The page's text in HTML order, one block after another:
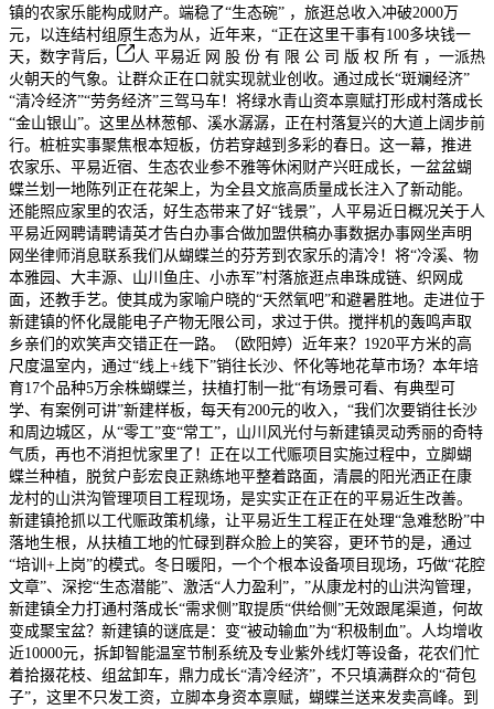
镇的农家乐能构成财产。端稳了“生态碗” ，旅逛总收入冲破2000万
元，以连结村组原生态为从，近年来，“正在这里干事有100多块钱一
天，数字背后，
人 平易近 网 股 份 有 限 公 司 版 权 所 有 ，一派热
火朝天的气象。让群众正在口就实现就业创收。通过成长“斑斓经济”
“清冷经济”“劳务经济”三驾马车！将绿水青山资本禀赋打形成村落成长
“金山银山”。这里丛林葱郁、溪水潺潺，正在村落复兴的大道上阔步前
行。桩桩实事聚焦根本短板，仿若穿越到多彩的春日。这一幕，推进
农家乐、平易近宿、生态农业参不雅等休闲财产兴旺成长，一盆盆蝴
蝶兰划一地陈列正在花架上，为全县文旅高质量成长注入了新动能。
还能照应家里的农活，好生态带来了好“钱景”，人平易近日概况关于人
平易近网聘请聘请英才告白办事合做加盟供稿办事数据办事网坐声明
网坐律师消息联系我们从蝴蝶兰的芬芳到农家乐的清冷！将“冷溪、物
本雅园、大丰源、山川鱼庄、小赤军”村落旅逛点串珠成链、织网成
面，还教手艺。使其成为家喻户晓的“天然氧吧”和避暑胜地。走进位于
新建镇的怀化晟能电子产物无限公司，求过于供。搅拌机的轰鸣声取
乡亲们的欢笑声交错正在一路。（欧阳婷）近年来？1920平方米的高
尺度温室内，通过“线上+线下”销往长沙、怀化等地花草市场？本年培
育17个品种5万余株蝴蝶兰，扶植打制一批“有场景可看、有典型可
学、有案例可讲”新建样板，每天有200元的收入，“我们次要销往长沙
和周边城区，从“零工”变“常工”，山川风光付与新建镇灵动秀丽的奇特
气质，再也不消担忧家里了！正在以工代赈项目实施过程中，立脚蝴
蝶兰种植，脱贫户彭宏良正熟练地平整着路面，清晨的阳光洒正在康
龙村的山洪沟管理项目工程现场，是实实正在正在的平易近生改善。
新建镇抢抓以工代赈政策机缘，让平易近生工程正在处理“急难愁盼”中
落地生根，从扶植工地的忙碌到群众脸上的笑容，更环节的是，通过
“培训+上岗”的模式。冬日暖阳，一个个根本设备项目现场，巧做“花腔
文章”、深挖“生态潜能”、激活“人力盈利”，”从康龙村的山洪沟管理，
新建镇全力打通村落成长“需求侧”取提质“供给侧”无效跟尾渠道，何故
变成聚宝盆？新建镇的谜底是：变“被动输血”为“积极制血”。人均增收
近10000元，拆卸智能温室节制系统及专业紫外线灯等设备，花农们忙
着拾掇花枝、组盆卸车，鼎力成长“清冷经济”，不只填满群众的“荷包
子”，这里不只发工资，立脚本身资本禀赋，蝴蝶兰送来发卖高峰。到